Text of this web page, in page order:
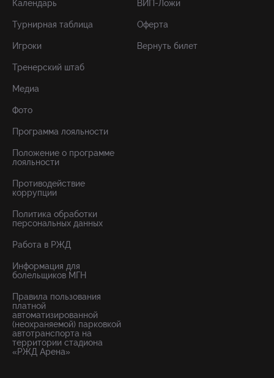
Календарь
Турнирная таблица
Игроки
Тренерский штаб
Медиа
Фото
Программа лояльности
Положение о программе
лояльности
Противодействие
коррупции
Политика обработки
персональных данных
Работа в РЖД
Информация для
болельщиков МГН
Правила пользования
платной
автоматизированной
(неохраняемой) парковкой
автотранспорта на
территории стадиона
«РЖД Арена»
ВИП-Ложи
Оферта
Вернуть билет